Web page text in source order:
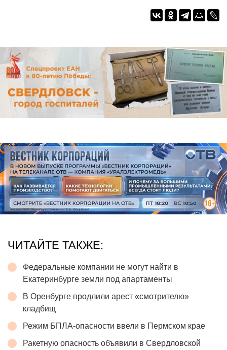
ЧИТАЙТЕ ТАКЖЕ:
Федеральные компании не могут найти в
Екатеринбурге земли под апартаменты
В Оренбурге продлили арест «смотрителю»
кладбищ
Режим БПЛА-опасности ввели в Пермском крае
Ракетную опасность объявили в Свердловской